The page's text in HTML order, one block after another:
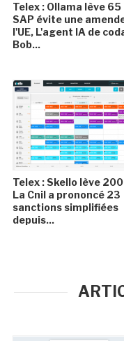
Telex : Ollama lève 65
SAP évite une
l'UE, L'agent IA de
Bob...
Telex : Skello lève
La Cnil a prononcé 23
sanctions simplifiées
depuis...